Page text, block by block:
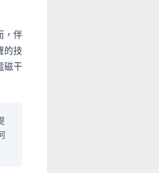
，伴
的技
磁干